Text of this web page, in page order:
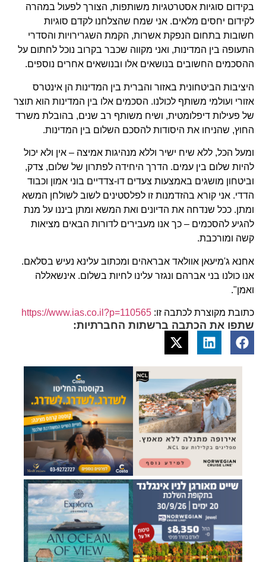
בקידום סוגיות אסטרטגיות משותפות, הצורך לפעול במהרה
לקידום יחסים מלאים. אני שמח שהצלחנו לקדם סוגיות
חשובות בתחום הנפקת אשרות, הקמת השגרירויות והסדרי
התעופה בין המדינות, ואני מקווה שכבר בקרוב נוכל לחתום על
ההסכמים החשובים בנושאים אלו ובנושאים אחרים נוספים.
היציבות הביטחונית באזור והברית בין המדינות הן אינטרס
אזורי ועולמי משותף לכולנו. הסכמים אלו בין המדינות הוא תוצר
של פעילות דיפלומטית, ושיח משותף רב שנים, בהובלת משרד
החוץ, שהניחו את היסודות להסכם השלום בין המדינות.
ומעל הכל, ללא שיח ישיר וללא מנהיגות אמיצה – אין ולא יכול
להיות שלום בין עמים. הדרך היחידה לפתרון של שלום, צדק,
וביטחון מושגים באמצעות צעדים דו-צדדיים בוני אמון וכבוד
הדדי. אני קורא בהזדמנות זו לפלסטינים לשוב לשולחן המשא
ומתן. ככל שנדחה את הדיונים ואת המשא ומתן ביננו על מנת
להגיע להסכמים – כך אנו מעבירים לדורות הבאים מציאות
קשה ומורכבת.
אחנא ג'מיעאן אוולאד אבראהים ומכתוב עלינא נעיש בסלאם.
אנו כולנו בני אברהם ונגזר עלינו לחיות בשלום. אינשאללה
ואמן".
כתובת מקוצרת לכתבה זו: https://www.ias.co.il?p=110565
שתפו את הכתבה ברשתות החברתיות: